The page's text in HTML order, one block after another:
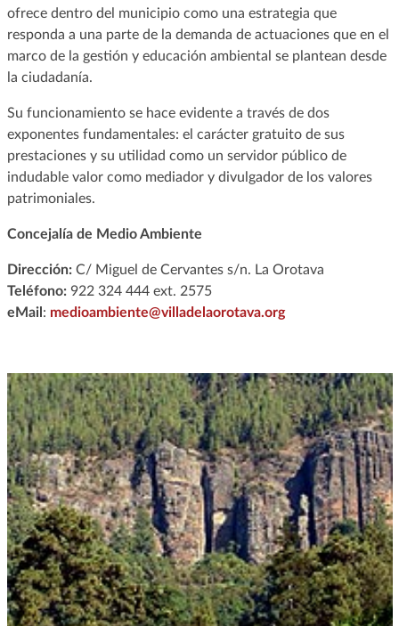
ofrece dentro del municipio como una estrategia que
responda a una parte de la demanda de actuaciones que en el
marco de la gestión y educación ambiental se plantean desde
la ciudadanía.
Su funcionamiento se hace evidente a través de dos
exponentes fundamentales: el carácter gratuito de sus
prestaciones y su utilidad como un servidor público de
indudable valor como mediador y divulgador de los valores
patrimoniales.
Concejalía de Medio Ambiente
Dirección:C/ Miguel de Cervantes s/n. La Orotava
Teléfono:922 324 444 ext. 2575
eMail : medioambiente@villadelaorotava.org